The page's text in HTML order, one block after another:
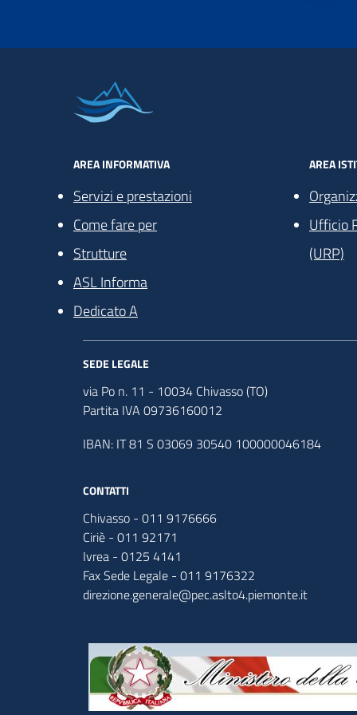
AREA INFORMATIVA
Servizi e prestazioni
Come fare per
Strutture
ASL Informa
Dedicato A
AREA
Ufficio
(URP)
SEDE LEGALE
via Po n. 11 - 10034 Chivasso (TO)
Partita IVA 09736160012
IBAN: IT 81 S 03069 30540 100000046184
CONTATTI
Chivasso - 011 9176666
Ciriè - 011 92171
Ivrea - 0125 4141
Fax Sede Legale - 011 9176322
direzione.generale@pec.aslto4.piemonte.it